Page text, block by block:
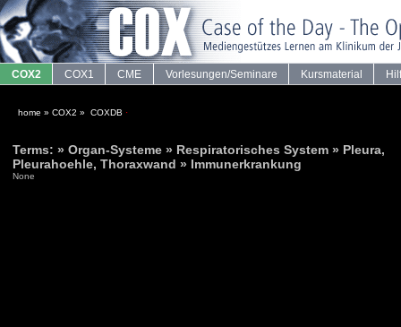
COX2 COX1 CME Vorlesungen/Seminare Kursmaterial
home » COX2 » COXDB ·
Terms: » Organ-Systeme » Respiratorisches System » Pleura,
Pleurahoehle, Thoraxwand » Immunerkrankung
None